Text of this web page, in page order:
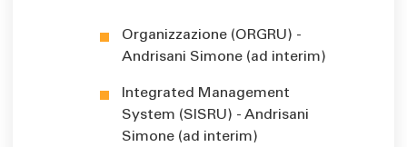
Organizzazione (ORGRU) -
Andrisani Simone (ad interim)
Integrated Management
System (SISRU) - Andrisani
Simone (ad interim)